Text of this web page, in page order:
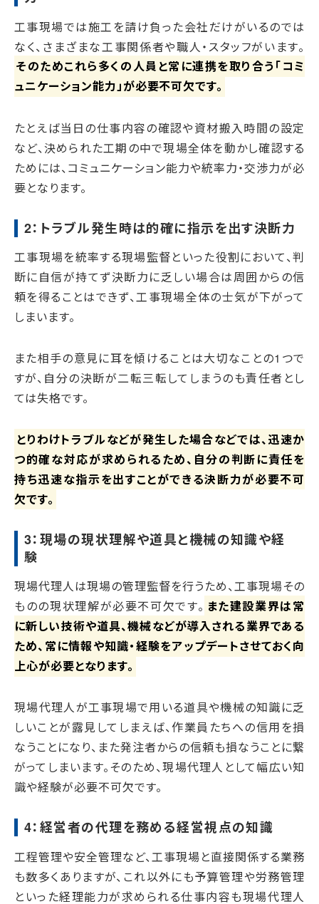
工事現場では施工を請け負った会社だけがいるのでは
なく、さまざまな工事関係者や職人・スタッフがいます。
そのためこれら多くの人員と常に連携を取り合う「コミ
ュニケーション能力」が必要不可欠です。
たとえば当日の仕事内容の確認や資材搬入時間の設定
など、決められた工期の中で現場全体を動かし確認する
ためには、コミュニケーション能力や統率力・交渉力が必
要となります。
2：トラブル発生時は的確に指示を出す決断力
工事現場を統率する現場監督といった役割において、判
断に自信が持てず決断力に乏しい場合は周囲からの信
頼を得ることはできず、工事現場全体の士気が下がって
しまいます。
また相手の意見に耳を傾けることは大切なことの1つで
すが、自分の決断が二転三転してしまうのも責任者とし
ては失格です。
とりわけトラブルなどが発生した場合などでは、迅速か
つ的確な対応が求められるため、自分の判断に責任を
持ち迅速な指示を出すことができる決断力が必要不可
欠です。
3：現場の現状理解や道具と機械の知識や経
験
現場代理人は現場の管理監督を行うため、工事現場その
ものの現状理解が必要不可欠です。 また建設業界は常
に新しい技術や道具、機械などが導入される業界である
ため、常に情報や知識・経験をアップデートさせておく向
上心が必要となります。
現場代理人が工事現場で用いる道具や機械の知識に乏
しいことが露見してしまえば、作業員たちへの信用を損
なうことになり、また発注者からの信頼も損なうことに繋
がってしまいます。そのため、現場代理人として幅広い知
識や経験が必要不可欠です。
4：経営者の代理を務める経営視点の知識
工程管理や安全管理など、工事現場と直接関係する業務
も数多くありますが、これ以外にも予算管理や労務管理
といった経理能力が求められる仕事内容も現場代理人